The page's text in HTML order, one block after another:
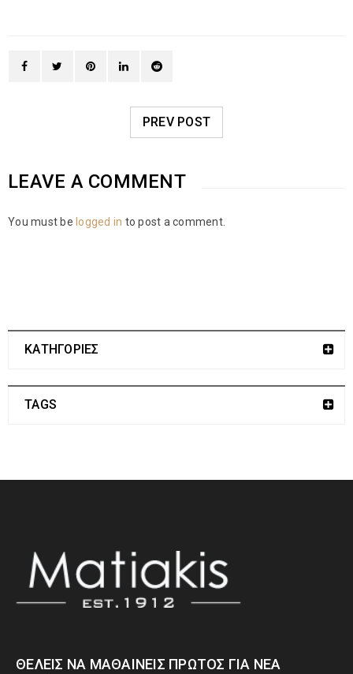
PREV POST
LEAVE A COMMENT
You must be logged in to post a comment.
ΚΑΤΗΓΟΡΙΕΣ
TAGS
ΘΈΛΕΙΣ ΝΑ ΜΑΘΑΊΝΕΙΣ ΠΡΏΤΟΣ ΓΙΑ ΝΈΑ